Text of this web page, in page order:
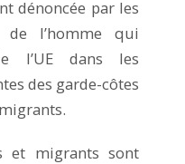
dénoncée par les
de l’homme qui
l’UE dans les
des garde-côtes
et migrants sont